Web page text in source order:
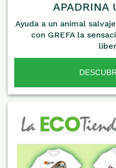
APADRINA
Ayuda a un animal
con GREFA la